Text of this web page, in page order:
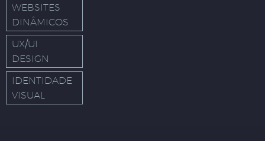
WEBSITES
DINÂMICOS
UX/UI
DESIGN
IDENTIDADE
VISUAL